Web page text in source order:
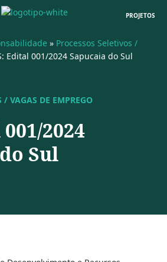
PROJETOS
» Processos Seletivos /
Edital 001/2024 Sapucaia do Sul
/ VAGAS DE EMPREGO
2024
Sul